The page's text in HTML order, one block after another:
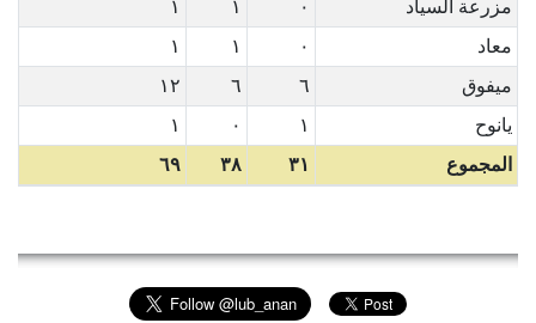
مزرعة السياد
٠ ١
١
معاد
٠ ١
١
ميفوق
٦ ٦
١٢
يانوح
١ ٠
١
المجموع
٣١ ٣٨ ٦٩